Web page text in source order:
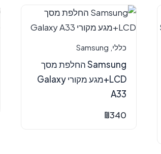
כללי Samsung
Samsung החלפת מסך
LCD+מגע מקורי Galaxy
A33
₪340